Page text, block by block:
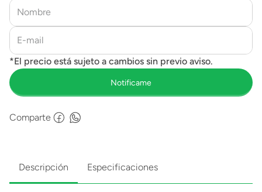
Comparte
Descripción Especificaciones